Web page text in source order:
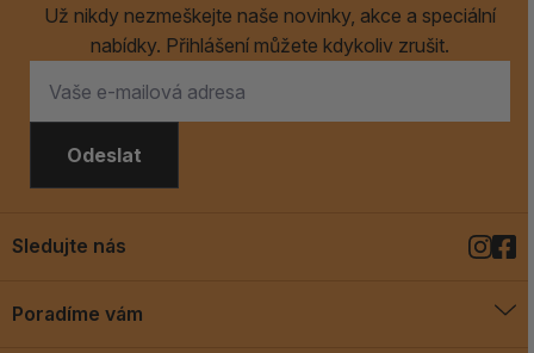
Už nikdy nezmeškejte naše novinky, akce a speciální
nabídky. Přihlášení můžete kdykoliv zrušit.
Odeslat
Poradíme vám
Sledujte nás